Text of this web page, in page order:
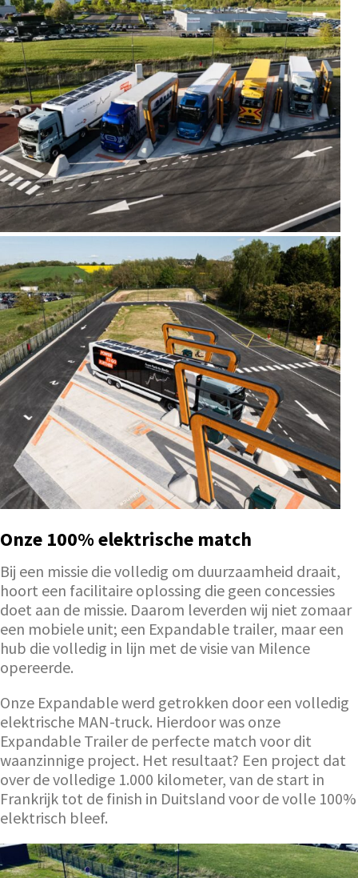
Onze 100% elektrische match
Bij een missie die volledig om duurzaamheid draait,
hoort een facilitaire oplossing die geen concessies
doet aan de missie. Daarom leverden wij niet zomaar
een mobiele unit; een Expandable trailer, maar een
hub die volledig in lijn met de visie van Milence
opereerde.
Onze Expandable werd getrokken door een volledig
elektrische MAN-truck. Hierdoor was onze
Expandable Trailer de perfecte match voor dit
waanzinnige project. Het resultaat? Een project dat
over de volledige 1.000 kilometer, van de start in
Frankrijk tot de finish in Duitsland voor de volle 100%
elektrisch bleef.